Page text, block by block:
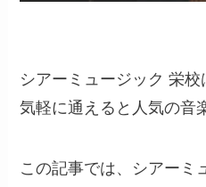
シアーミュージック 栄
気軽に通えると人気の音
この記事では、シアーミ